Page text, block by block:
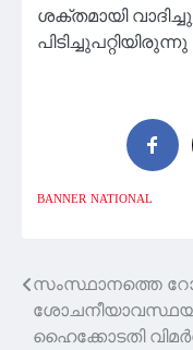
ശക്തമായി
പിടിച്ചുപറ്റിയിരുന്നു
BANNER NATIONAL
Post
navigation
സംസ്ഥാനത്തെ
ഹൈക്കോടതി